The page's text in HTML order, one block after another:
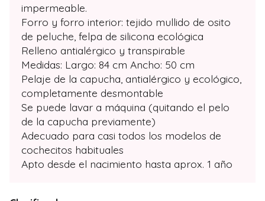
impermeable.
Forro y forro interior: tejido mullido de osito
de peluche, felpa de silicona ecológica
Relleno antialérgico y transpirable
Medidas: Largo: 84 cm Ancho: 50 cm
Pelaje de la capucha, antialérgico y ecológico,
completamente desmontable
Se puede lavar a máquina (quitando el pelo
de la capucha previamente)
Adecuado para casi todos los modelos de
cochecitos habituales
Apto desde el nacimiento hasta aprox. 1 año